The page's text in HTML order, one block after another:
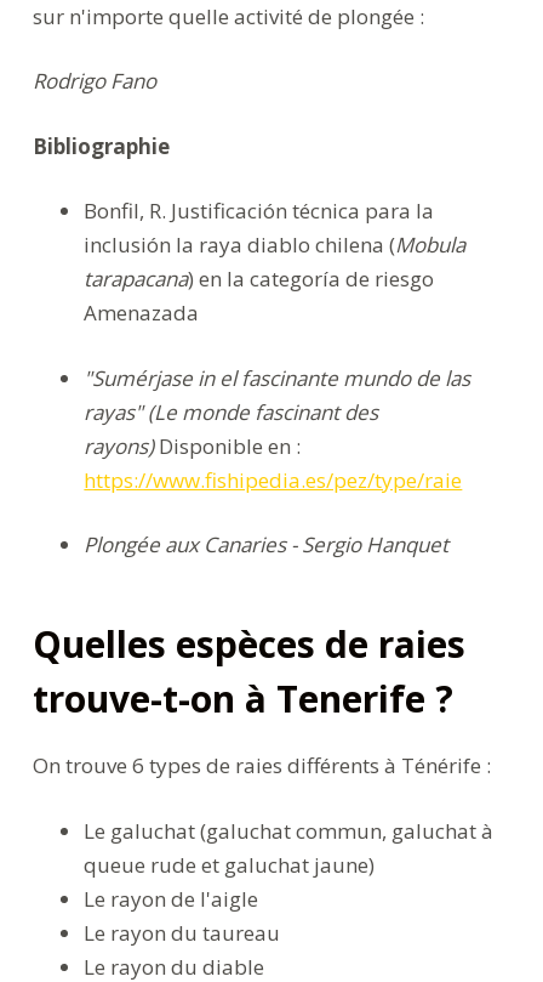
sur n'importe quelle activité de plongée :
Rodrigo Fano
Bibliographie
Bonfil, R. Justificación técnica para la
inclusión la raya diablo chilena (Mobula
tarapacana) en la categoría de riesgo
Amenazada
"Sumérjase in el fascinante mundo de las
rayas" (Le monde fascinant des
rayons)Disponible en :
https://www.fishipedia.es/pez/type/raie
Plongée aux Canaries - Sergio Hanquet
Quelles espèces de raies
trouve-t-on à Tenerife ?
On trouve 6 types de raies différents à Ténérife :
Le galuchat (galuchat commun, galuchat à
queue rude et galuchat jaune)
Le rayon de l'aigle
Le rayon du taureau
Le rayon du diable